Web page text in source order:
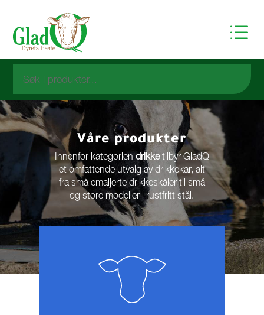
d
Våre produkter
Innenfor kategorien drikketilbyr GladQ
etomfattende utvalg av drikkekar, alt
fra små emaljerte drikkeskåler til små
og store modeller i rustfritt stål.